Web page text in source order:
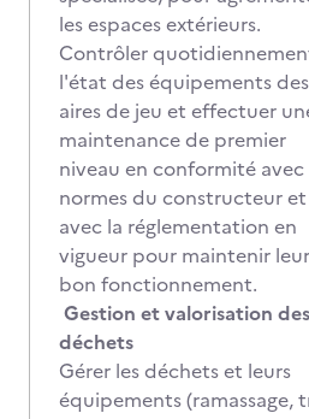
les espaces extérieurs.
Contrôler
l'état des équipements des
aires de jeu et effectuer
maintenance de premier
niveau en conformité avec
normes du constructeur et
avec la réglementation en
vigueur pour maintenir leur
bon fonctionnement.
Gestion et valorisation des
déchets
Gérer les déchets et leurs
équipements (ramassage,